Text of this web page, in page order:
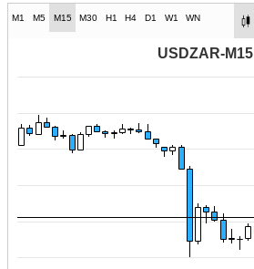
M1 M5 M15 M30 H1 H4 D1 W1 WN
USDZAR-M15